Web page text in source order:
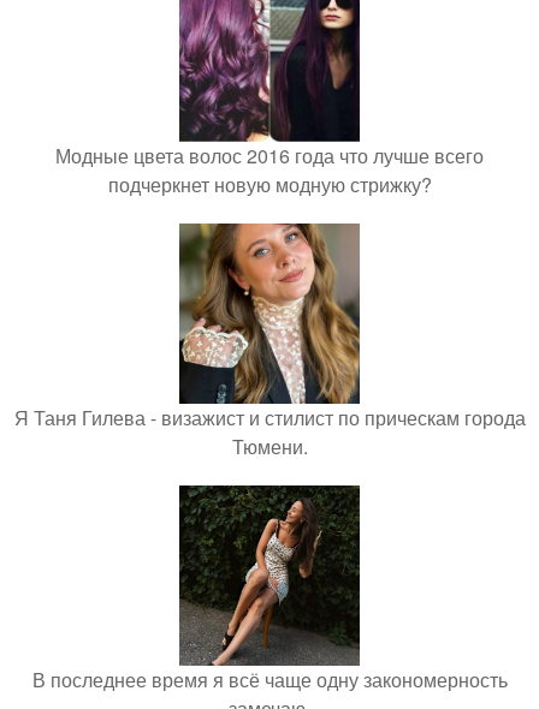
Модные цвета волос 2016 года что лучше всего
подчеркнет новую модную стрижку?
Я Таня Гилева - визажист и стилист по прическам города
Тюмени.
В последнее время я всё чаще одну закономерность